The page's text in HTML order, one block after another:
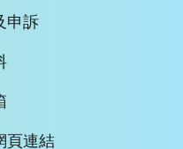
申訴
頁連結